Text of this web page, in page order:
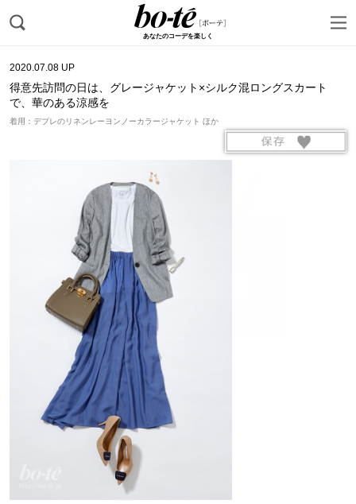
あなたのコーデを楽しく
2020.07.08 UP
得意先訪問の日は、グレージャケット×シルク混ロングスカート
で、華のある涼感を
着用：デプレのリネンレーヨンノーカラージャケット ほか